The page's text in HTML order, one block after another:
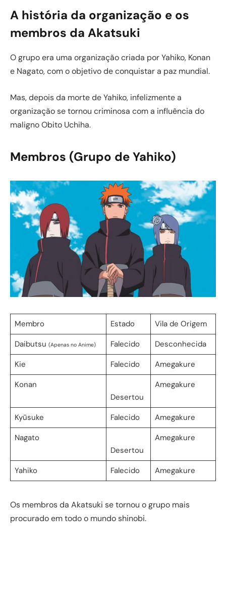
A história da organização e os
membros da Akatsuki
O grupo era uma organização criada por Yahiko, Konan
e Nagato, com o objetivo de conquistar a paz mundial.
Mas, depois da morte de Yahiko, infelizmente a
organização se tornou criminosa com a influência do
maligno Obito Uchiha.
Membros (Grupo de Yahiko)
Membro Estado
Vila de Origem
Daibutsu (Apenas no Anime) Falecido
Desconhecida
Kie
Falecido
Amegakure
Konan
Desertou
Amegakure
Kyūsuke Falecido
Amegakure
Nagato
Desertou
Amegakure
Yahiko Falecido Amegakure
Os membros da Akatsuki se tornou o grupo mais
procurado em todo o mundo shinobi.